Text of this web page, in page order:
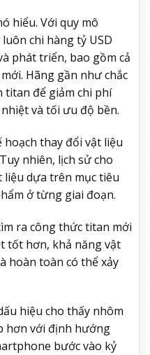
hiểu. Với quy mô
chi hàng tỷ USD
phát triển, bao gồm cả
Hãng gần như chắc
titan để giảm chi phí
và tối ưu độ bền.
thay đổi vật liệu
nhiên, lịch sử cho
dựa trên mục tiêu
ở từng giai đoạn.
ra công thức titan mới
tốt hơn, khả năng vật
hoàn toàn có thể xảy
hiệu cho thấy nhôm
hơn với định hướng
bước vào kỷ